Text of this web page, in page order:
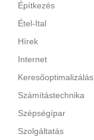
Építkezés
Étel-Ital
Hírek
Internet
Keresőoptimalizálás
Számítástechnika
Szépségípar
Szolgáltatás